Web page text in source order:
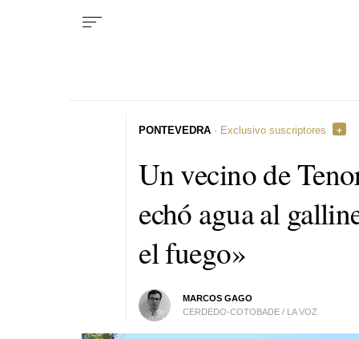
Un vecino de
echó agua al
el fuego»
MARCOS GAGO
CERDEDO-COTOBADE / LA VOZ
PONTEVEDRA · Exclusivo suscriptores